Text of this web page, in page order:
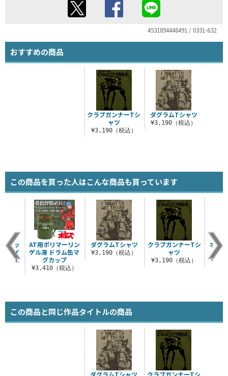
4531894446491 / 0331-632
おすすめの商品
クラブガンナーTシ
ャツ
¥3,190（税込）
ダグラムTシャツ
¥3,190（税込）
この商品を買った人はこんな商品も買っています
ダグラムTシャツ
¥3,190（税込）
クラブガンナーTシ
ャツ
¥3,190（税込）
オカ
シャ
メッ
アイ
コVer.
AT用ポリマーリン
ゲル液 ドラム缶マ
グカップ
¥3,410（税込）
この商品と同じ作品タイトルの商品
ダグラムTシャツ クラブガンナーTシ